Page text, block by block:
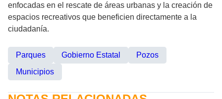
enfocadas en el rescate de áreas urbanas y la creación de
espacios recreativos que beneficien directamente a la
ciudadanía.
Parques Gobierno Estatal
Pozos
Municipios